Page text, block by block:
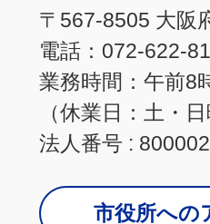
〒567-8505 大阪
電話：072-622-
業務時間：午前8
（休業日：土・
法人番号 :
市役所への